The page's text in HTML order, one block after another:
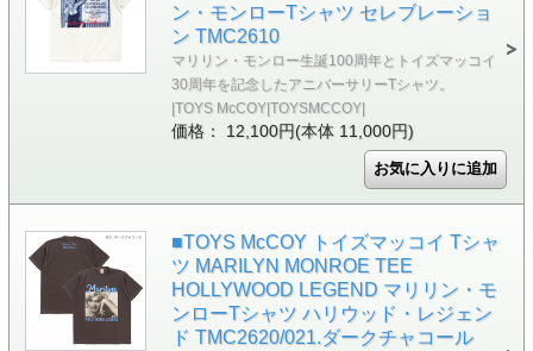
ン・モンローTシャツ セレブレーショ
ン TMC2610
マリリン・モンロー生誕100周年とトイズマッコイ
30周年を記念したアニバーサリーTシャツ。
|TOYS McCOY|TOYSMCCOY|
価格： 12,100円(本体 11,000円)
■TOYS McCOY トイズマッコイ Tシャ
ツ MARILYN MONROE TEE
HOLLYWOOD LEGEND マリリン・モ
ンローTシャツ ハリウッド・レジェン
ド TMC2620/021.ダークチャコール